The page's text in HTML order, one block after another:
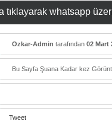
tıklayarak whatsapp
Ozkar-Admin tarafından 02 Mart
Bu Sayfa Şuana Kadar kez
Tweet